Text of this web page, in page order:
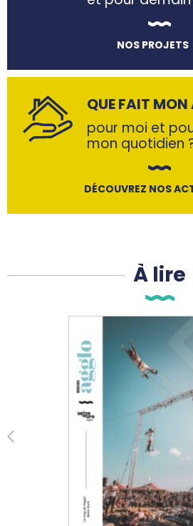
NOS PROJETS
QUE FAIT
pour moi et
mon quotidien
DÉCOUVREZ NOS
À lire